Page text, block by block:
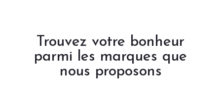
Trouvez votre bonheur
parmi les marques que
nous proposons